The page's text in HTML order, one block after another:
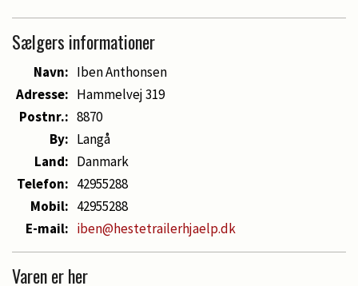
Sælgers informationer
Navn: Iben Anthonsen
Adresse: Hammelvej 319
Postnr.: 8870
By: Langå
Land: Danmark
Telefon: 42955288
Mobil: 42955288
E-mail: iben@hestetrailerhjaelp.dk
Varen er her